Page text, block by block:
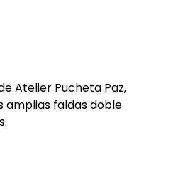
Atelier Pucheta Paz,
faldas doble